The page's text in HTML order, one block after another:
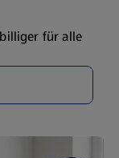
für alle